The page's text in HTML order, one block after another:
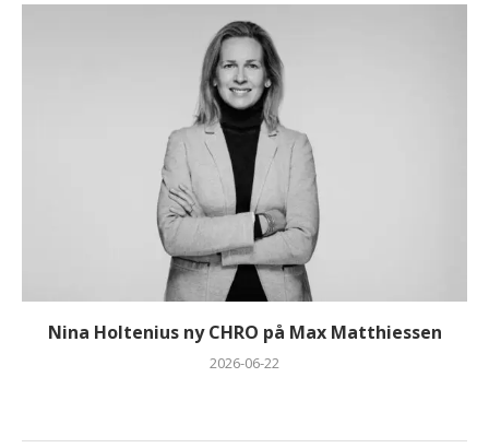
Nina Holtenius ny CHRO på Max Matthiessen
2026-06-22